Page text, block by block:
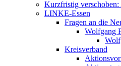
Kurzfristig
LINKE-Essen
Fragen an die
Wolfgang
Kreisverband